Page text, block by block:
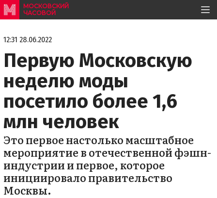
МОСКОВСКИЙ
ЧАСОВОЙ
12:31 28.06.2022
Первую Московскую
неделю моды
посетило более 1,6
млн человек
Это первое настолько масштабное
мероприятие в отечественной фэшн-
индустрии и первое, которое
инициировало правительство
Москвы.